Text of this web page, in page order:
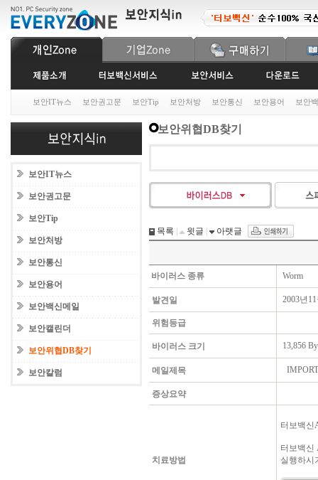
보안IT뉴스 보안권고문 보안Tip 보안처방 보안통신 보안용어 보안
보안IT뉴스
보안권고문
보안Tip
보안처방
보안통신
보안용어
보안백신메일
보안캘린더
보안위협DB찾기
보안칼럼
보안위협DB찾기
목록 윗글 아랫글
바이러스 종류 Worm
발견일 2003년
위험등급
바이러스 크기 13,856
메일제목
증상요약
치료방법
터보백신
터보백신
실행하시